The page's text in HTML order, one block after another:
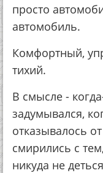
просто
автомобиль.
Комфортный,
тихий.
В смысле -
задумывался,
отказывалось
смирились с
никуда не